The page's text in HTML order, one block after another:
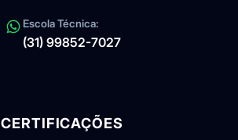
Escola Técnica:
(31) 99852-7027
CERTIFICAÇÕES